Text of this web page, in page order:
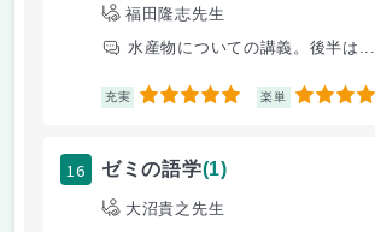
福田隆志先生
水産物についての講義。後半は...
充実 5 楽単 5
16 ゼミの語学(1)
大沼貴之先生